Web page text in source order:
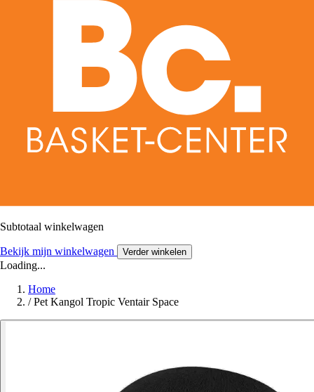
Subtotaal winkelwagen
Bekijk mijn winkelwagen Verder winkelen
Loading...
Home
/ Pet Kangol Tropic Ventair Space